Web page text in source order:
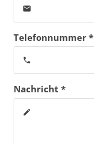
email
Telefonnummer *
phone
Nachricht *
create